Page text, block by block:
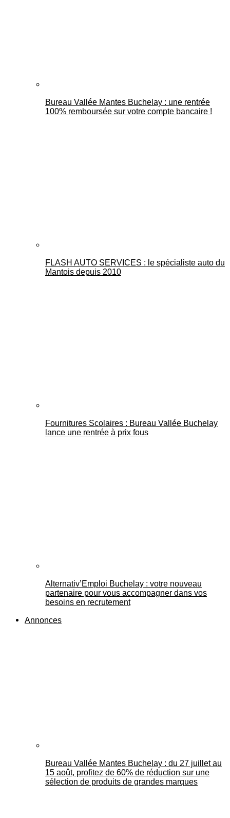
Bureau Vallée Mantes Buchelay : une rentrée
100% remboursée sur votre compte bancaire !
FLASH AUTO SERVICES : le spécialiste auto du
Mantois depuis 2010
Fournitures Scolaires : Bureau Vallée Buchelay
lance une rentrée à prix fous
Alternativ’Emploi Buchelay : votre nouveau
partenaire pour vous accompagner dans vos
besoins en recrutement
Annonces
Bureau Vallée Mantes Buchelay : du 27 juillet au
15 août, profitez de 60% de réduction sur une
sélection de produits de grandes marques